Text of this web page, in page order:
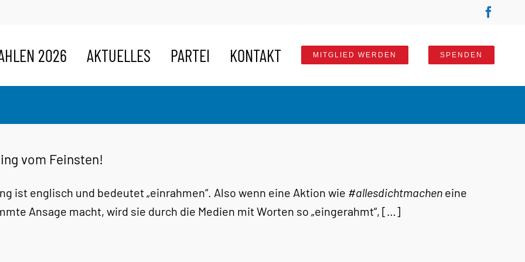
2026 AKTUELLES PARTEI KONTAKT MITGLIED WERDEN SPENDEN
vom Feinsten!
ist englisch und bedeutet „einrahmen“. Also wenn eine Aktion wie #allesdichtmachen eine
Ansage macht, wird sie durch die Medien mit Worten so „eingerahmt“, […]